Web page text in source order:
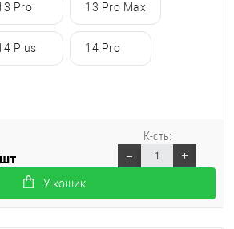
Pro 13 Pro Max
Plus 14 Pro
У кошик
К-сть: